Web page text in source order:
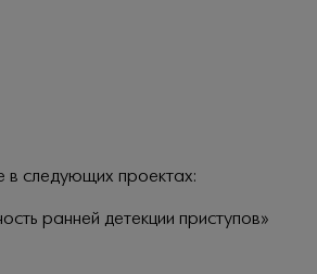
в следующих проектах:
ранней детекции приступов»